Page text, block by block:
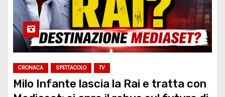
CRONACA SPETTACOLO TV
Milo Infante lascia la Rai e tratta con